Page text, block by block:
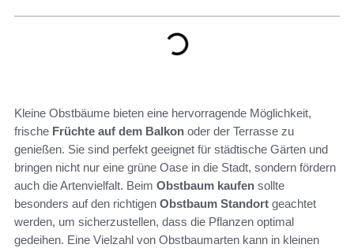
Kleine Obstbäume bieten eine hervorragende Möglichkeit,
frische Früchte auf dem Balkon oder der Terrasse zu
genießen. Sie sind perfekt geeignet für städtische Gärten und
bringen nicht nur eine grüne Oase in die Stadt, sondern fördern
auch die Artenvielfalt. Beim Obstbaum kaufen sollte
besonders auf den richtigen Obstbaum Standort geachtet
werden, um sicherzustellen, dass die Pflanzen optimal
gedeihen. Eine Vielzahl von Obstbaumarten kann in kleinen